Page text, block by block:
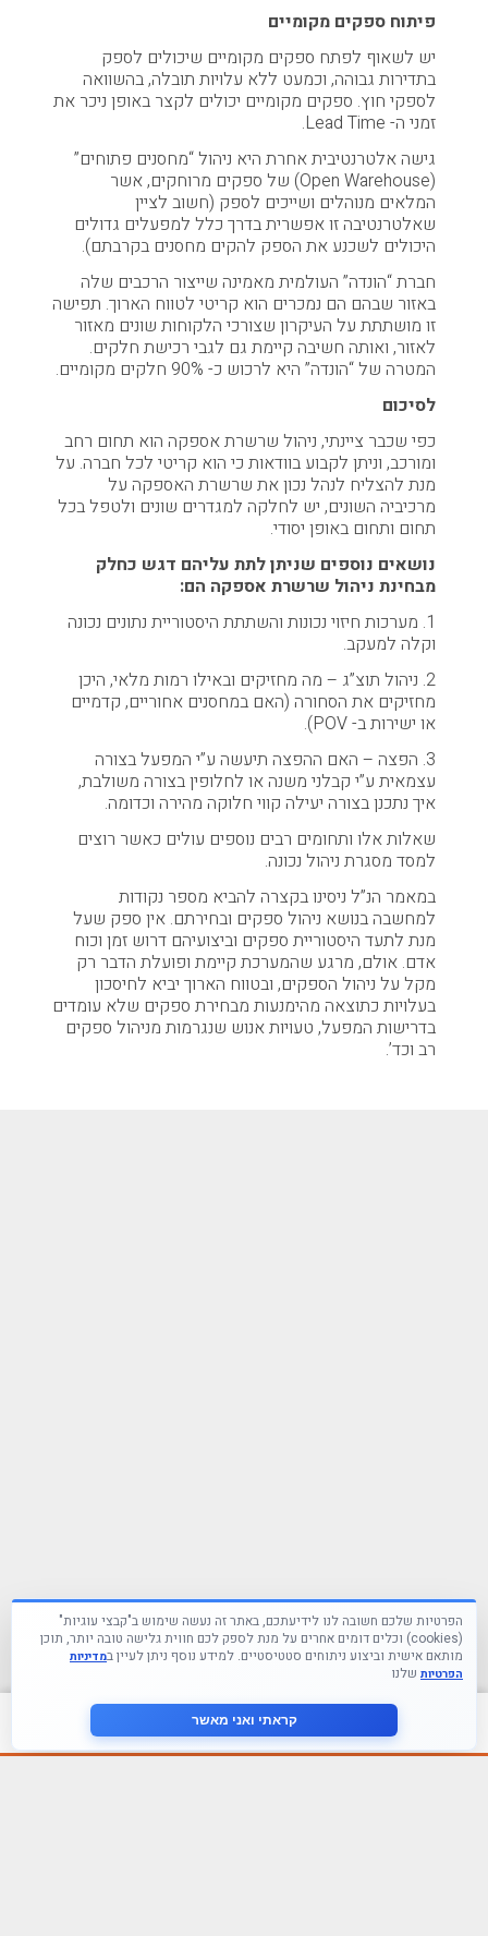
צור קשר
פיתוח ספקים מקומיים
יש לשאוף לפתח ספקים מקומיים שיכולים לספק
בתדירות גבוהה, וכמעט ללא עלויות תובלה, בהשוואה
לספקי חוץ. ספקים מקומיים יכולים לקצר באופן ניכר את
זמני ה- Lead Time.
גישה אלטרנטיבית אחרת היא ניהול “מחסנים פתוחים”
(Open Warehouse) של ספקים מרוחקים, אשר
המלאים מנוהלים ושייכים לספק (חשוב לציין
שאלטרנטיבה זו אפשרית בדרך כלל למפעלים גדולים
היכולים לשכנע את הספק להקים מחסנים בקרבתם).
חברת “הונדה” העולמית מאמינה שייצור הרכבים שלה
באזור שבהם הם נמכרים הוא קריטי לטווח הארוך. תפישה
זו מושתתת על העיקרון שצורכי הלקוחות שונים מאזור
לאזור, ואותה חשיבה קיימת גם לגבי רכישת חלקים.
המטרה של “הונדה” היא לרכוש כ- 90% חלקים מקומיים.
לסיכום
כפי שכבר ציינתי, ניהול שרשרת אספקה הוא תחום רחב
ומורכב, וניתן לקבוע בוודאות כי הוא קריטי לכל חברה. על
מנת להצליח לנהל נכון את שרשרת האספקה על
מרכיביה השונים, יש לחלקה למגדרים שונים ולטפל בכל
תחום ותחום באופן יסודי.
נושאים נוספים שניתן לתת עליהם דגש כחלק
מבחינת ניהול שרשרת אספקה הם:
1. מערכות חיזוי נכונות והשתתת היסטוריית נתונים נכונה
וקלה למעקב.
2. ניהול תוצ”ג – מה מחזיקים ובאילו רמות מלאי, היכן
מחזיקים את הסחורה (האם במחסנים אחוריים, קדמיים
או ישירות ב- POV).
3. הפצה – האם ההפצה תיעשה ע”י המפעל בצורה
עצמאית ע”י קבלני משנה או לחלופין בצורה משולבת,
איך נתכנן בצורה יעילה קווי חלוקה מהירה וכדומה.
שאלות אלו ותחומים רבים נוספים עולים כאשר רוצים
למסד מסגרת ניהול נכונה.
במאמר הנ”ל ניסינו בקצרה להביא מספר נקודות
למחשבה בנושא ניהול ספקים ובחירתם. אין ספק שעל
מנת לתעד היסטוריית ספקים וביצועיהם דרוש זמן וכוח
אדם. אולם, מרגע שהמערכת קיימת ופועלת הדבר רק
מקל על ניהול הספקים, ובטווח הארוך יביא לחיסכון
בעלויות כתוצאה מהימנעות מבחירת ספקים שלא עומדים
בדרישות המפעל, טעויות אנוש שנגרמות מניהול ספקים
רב וכד’.
הפרטיות שלכם חשובה לנו לידיעתכם, באתר זה נעשה שימוש ב"קבצי עוגיות"
(cookies) וכלים דומים אחרים על מנת לספק לכם חווית גלישה טובה יותר, תוכן
מותאם אישית וביצוע ניתוחים סטטיסטיים. למידע נוסף ניתן לעיין במדיניות
הפרטיות שלנו
קראתי ואני מאשר